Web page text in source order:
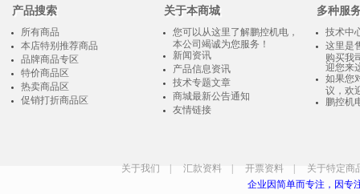
产品搜索
所有商品
本店特别推荐商品
品牌商品专区
特价商品区
热卖商品区
促销打折商品区
关于本商城
您可以从这里了解鹏控机电，
本公司竭诚为您服务！
新闻资讯
产品信息资讯
技术专题文章
商城最新公告通知
友情链接
多种服
技术中
这里是
购买我
迎您来
如果您
议，欢
鹏控机
关于我们 汇款资料 开票资料
关于特定商
企业因简单而专注，因专